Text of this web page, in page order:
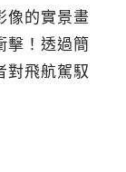
像的實景畫
擊！透過簡
對飛航駕馭